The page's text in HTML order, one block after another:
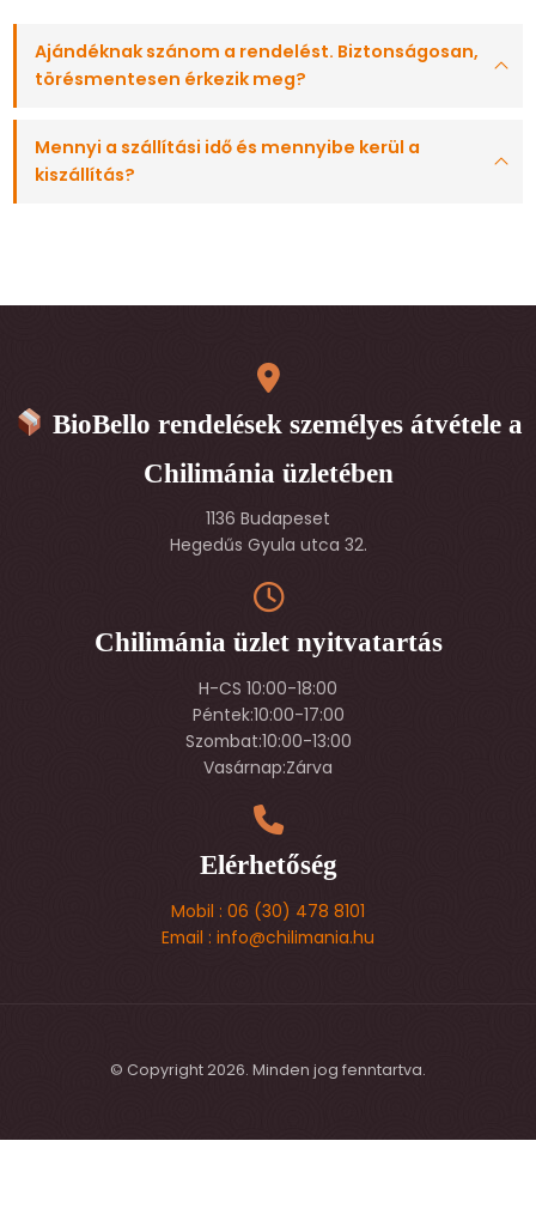
Ajándéknak szánom a rendelést. Biztonságosan,
törésmentesen érkezik meg?
Mennyi a szállítási idő és mennyibe kerül a
kiszállítás?
BioBello rendelések személyes átvétele a
Chilimánia üzletében
1136 Budapeset
Hegedűs Gyula utca 32.
Chilimánia üzlet nyitvatartás
H-CS 10:00-18:00
Péntek:10:00-17:00
Szombat:10:00-13:00
Vasárnap:Zárva
Elérhetőség
Mobil : 06 (30) 478 8101
Email : info@chilimania.hu
© Copyright 2026. Minden jog fenntartva.